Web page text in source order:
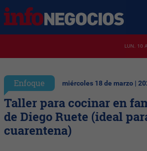
LUN. 10
Enfoque miércoles 18 de marzo |
Taller para cocinar en
de Diego Ruete (ideal
cuarentena)